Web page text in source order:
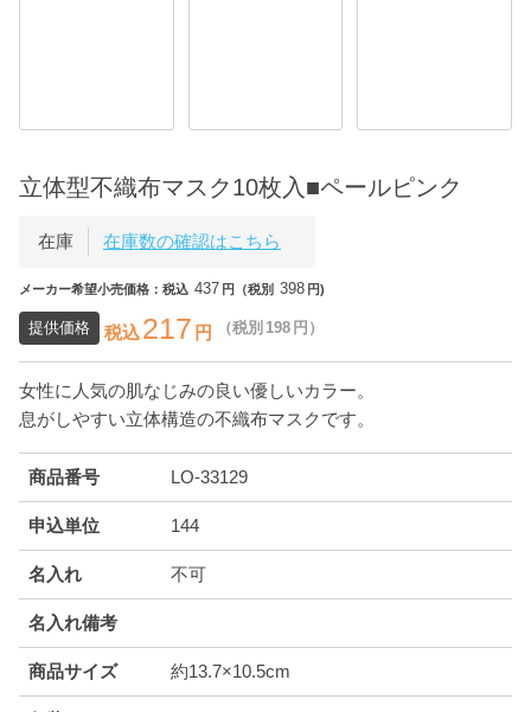
立体型不織布マスク10枚入■ペールピンク
在庫 在庫数の確認はこちら
メーカー希望小売価格：税込 437 円（税別 398 円)
提供価格 税込217 円 （税別 198 円）
女性に人気の肌なじみの良い優しいカラー。
息がしやすい立体構造の不織布マスクです。
商品番号 LO-33129
申込単位 144
名入れ 不可
名入れ備考
商品サイズ 約13.7×10.5cm